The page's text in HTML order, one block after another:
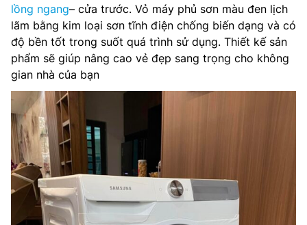
lồng ngang– cửa trước. Vỏ máy phủ sơn màu đen lịch
lãm bằng kim loại sơn tĩnh điện chống biến dạng và có
độ bền tốt trong suốt quá trình sử dụng. Thiết kế sản
phẩm sẽ giúp nâng cao vẻ đẹp sang trọng cho không
gian nhà của bạn